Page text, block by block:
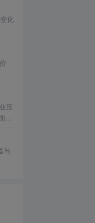
化
压
。
与